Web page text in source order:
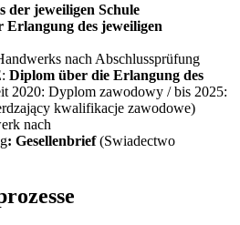
der jeweiligen Schule
Erlangung des jeweiligen
nach Abschlussprüfung
Diplom über die Erlangung des
2020: Dyplom zawodowy / bis 2025:
kwalifikacje zawodowe)
nach
: Gesellenbrief(Swiadectwo